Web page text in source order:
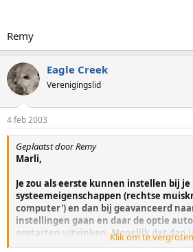
Remy
Eagle Creek
Verenigingslid
4 feb 2003
Geplaatst door Remy
Marli,
Je zou als eerste kunnen instellen bij je
systeemeigenschappen (rechtse
computer') en dan bij geavanceerd
instellingen gaan en daar de optie
opstarten uitvinken. Mogelijk dat dan
geval in windows blijft.
Klik om te